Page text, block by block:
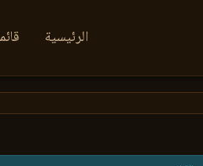
الرئيسية